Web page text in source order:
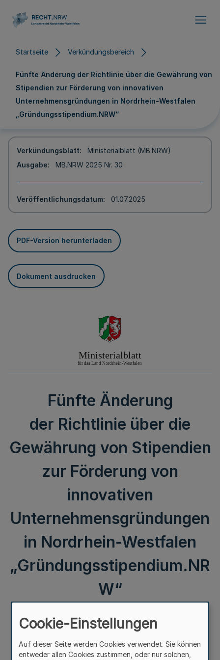
Startseite Verkündungsbereich
Fünfte Änderung der Richtlinie über die Gewährung von
Stipendien zur Förderung von innovativen
Unternehmensgründungen in Nordrhein-Westfalen
„Gründungsstipendium.NRW“
Verkündungsblatt
Ministerialblatt (MB.NRW)
Ausgabe
MB.NRW 2025 Nr. 30
Veröffentlichungsdatum 01.07.2025
PDF-Version herunterladen
Dokument ausdrucken
Fünfte Änderung
der Richtlinie über die
Gewährung von Stipendien
zur Förderung von
innovativen
Unternehmensgründungen
in Nordrhein-Westfalen
„Gründungsstipendium.NR
W“
Runderlass
des Ministeriums für Wirtschaft, Industrie, Klimaschutz und
Energie
Vom 16. Juni 2025
Cookie-Einstellungen
Auf dieser Seite werden Cookies verwendet. Sie können
entweder allen Cookies zustimmen, oder nur solchen,